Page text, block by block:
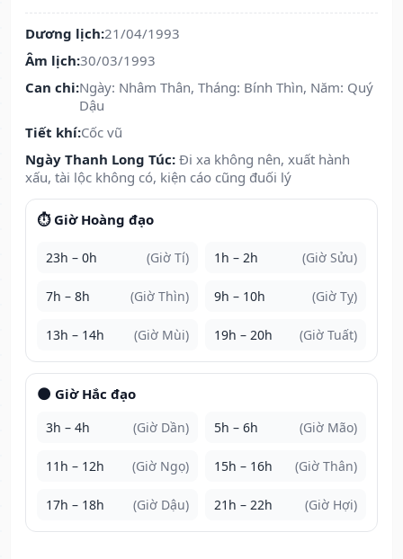
Dương lịch:21/04/1993
Âm lịch:30/03/1993
Can chi:Ngày: Nhâm Thân, Tháng: Bính Thìn, Năm: Quý
Dậu
Tiết khí:Cốc vũ
Ngày Thanh Long Túc: Đi xa không nên, xuất hành
xấu, tài lộc không có, kiện cáo cũng đuối lý
⏱️ Giờ Hoàng đạo
23h – 0h (Giờ Tí) 1h – 2h (Giờ Sửu)
7h – 8h (Giờ Thìn) 9h – 10h (Giờ Tỵ)
13h – 14h (Giờ Mùi) 19h – 20h (Giờ Tuất)
🌑 Giờ Hắc đạo
3h – 4h (Giờ Dần) 5h – 6h (Giờ Mão)
11h – 12h (Giờ Ngọ) 15h – 16h (Giờ Thân)
17h – 18h (Giờ Dậu) 21h – 22h (Giờ Hợi)